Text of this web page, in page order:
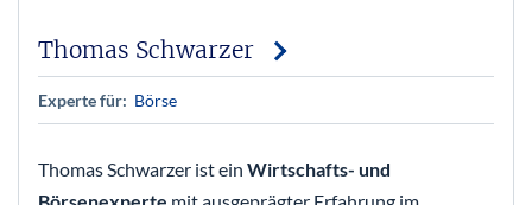
Thomas Schwarzer
Experte für: Börse
Thomas Schwarzer ist ein Wirtschafts- und